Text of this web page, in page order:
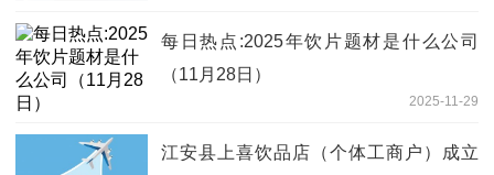
每日热点:2025年饮片题材是什么公司
（11月28日）
2025-11-29
江安县上喜饮品店（个体工商户）成立